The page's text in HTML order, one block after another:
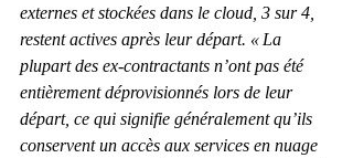
externes et stockées dans le cloud, 3 sur 4,
restent actives après leur départ. « La
plupart des ex-contractants n’ont pas été
entièrement déprovisionnés lors de leur
départ, ce qui signifie généralement qu’ils
conservent un accès aux services en nuage